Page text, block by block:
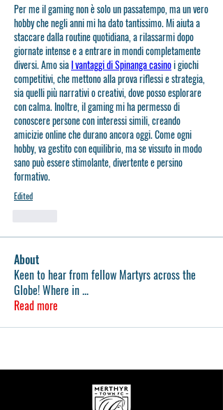
Per me il gaming non è solo un passatempo, ma un vero
hobby che negli anni mi ha dato tantissimo. Mi aiuta a
staccare dalla routine quotidiana, a rilassarmi dopo
giornate intense e a entrare in mondi completamente
diversi. Amo sia I vantaggi di Spinanga casino i giochi
competitivi, che mettono alla prova riflessi e strategia,
sia quelli più narrativi o creativi, dove posso esplorare
con calma. Inoltre, il gaming mi ha permesso di
conoscere persone con interessi simili, creando
amicizie online che durano ancora oggi. Come ogni
hobby, va gestito con equilibrio, ma se vissuto in modo
sano può essere stimolante, divertente e persino
formativo.
Edited
About
Keen to hear from fellow Martyrs across the
Globe! Where in...
Read more